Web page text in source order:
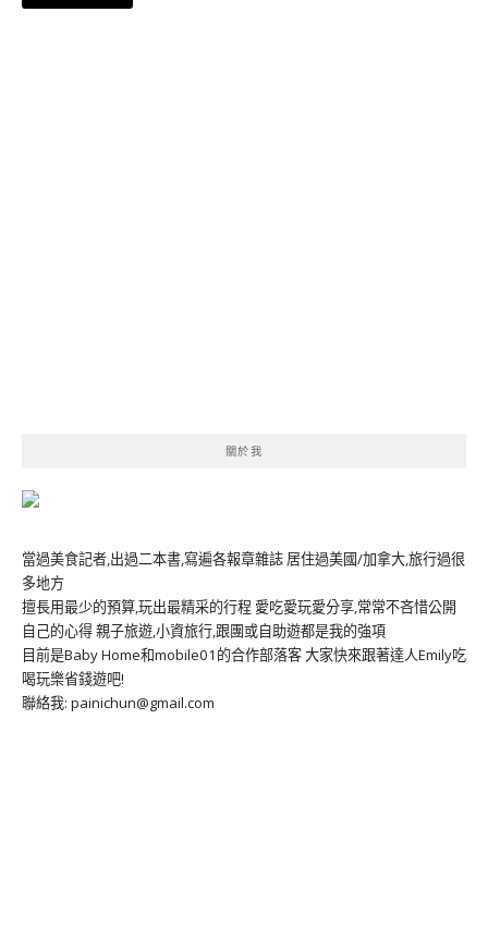
關於我
當過美食記者,出過二本書,寫遍各報章雜誌 居住過美國/加拿大,旅行過很
多地方
擅長用最少的預算,玩出最精采的行程 愛吃愛玩愛分享,常常不吝惜公開
自己的心得 親子旅遊,小資旅行,跟團或自助遊都是我的強項
目前是Baby Home和mobile01的合作部落客 大家快來跟著達人Emily吃
喝玩樂省錢遊吧!
聯絡我: painichun@gmail.com